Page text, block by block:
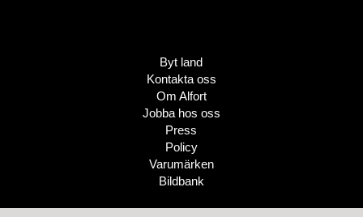
Byt land
Kontakta oss
Om Alfort
Jobba hos oss
Press
Policy
Varumärken
Bildbank